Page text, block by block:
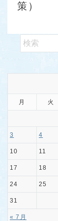
策）
月 火
« 7月
3 4
10 11
17 18
24 25
31